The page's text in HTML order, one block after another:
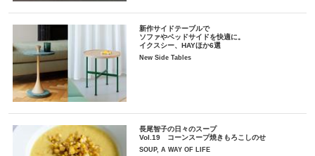
新作サイドテーブルで
ソファやベッドサイドを快適に。
イクスシー、HAYほか6選
New Side Tables
長尾智子の日々のスープ
Vol.19 コーンスープ焼きもろこしのせ
SOUP, A WAY OF LIFE